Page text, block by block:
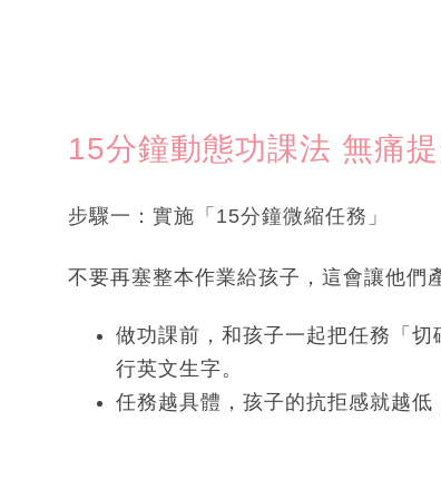
15分鐘動態功課法 無痛
步驟一：實施「15分鐘微縮任務」
不要再塞整本作業給孩子，這會讓他們
做功課前，和孩子一起把任務「
行英文生字。
任務越具體，孩子的抗拒感就越低